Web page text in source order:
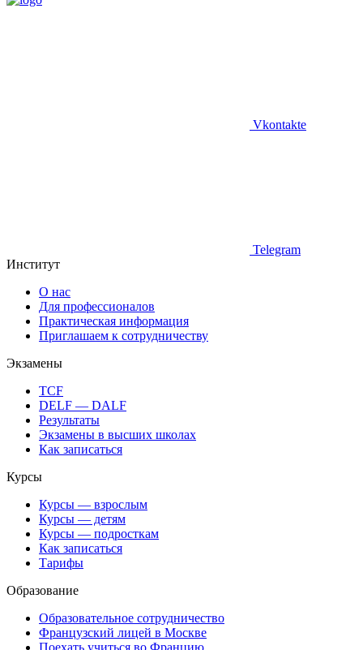
Vkontakte
Telegram
Институт
О нас
Для профессионалов
Практическая информация
Приглашаем к сотрудничеству
Экзамены
TCF
DELF — DALF
Результаты
Экзамены в высших школах
Как записаться
Курсы
Курсы — взрослым
Курсы — детям
Курсы — подросткам
Как записаться
Тарифы
Образование
Образовательное сотрудничество
Французский лицей в Москве
Поехать учиться во Францию